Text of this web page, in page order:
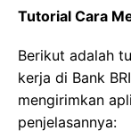
Tutorial Cara
Berikut adalah
kerja di Bank
mengirimkan
penjelasannya: